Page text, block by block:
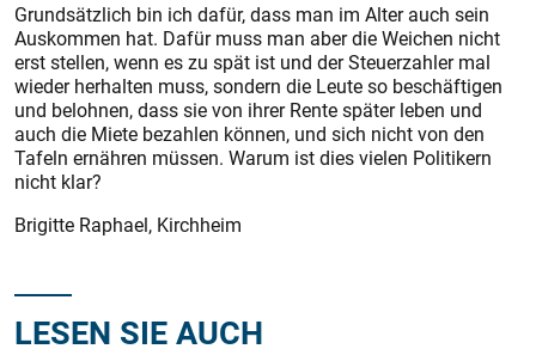
Grundsätzlich bin ich dafür, dass man im Alter auch sein
Auskommen hat. Dafür muss man aber die Weichen nicht
erst stellen, wenn es zu spät ist und der Steuerzahler mal
wieder herhalten muss, sondern die Leute so beschäftigen
und belohnen, dass sie von ihrer Rente später leben und
auch die Miete bezahlen können, und sich nicht von den
Tafeln ernähren müssen. Warum ist dies vielen Politikern
nicht klar?
Brigitte Raphael, Kirchheim
LESEN SIE AUCH